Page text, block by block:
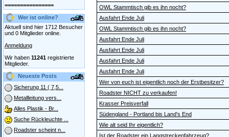
================
Wer ist online?
Aktuell sind hier 1712 Besucher
und 0 Mitglieder online.
Anmeldung
Wir haben 11241 registrierte
Mitglieder.
Neueste Posts
Sicherung 11 ( 7,5...
Metallleitung vers...
Alles Plastik - Br...
Suche Rückleuchte ...
Roadster scheint n...
OWL Stammtisch gib es ihn nocht?
Ausfahrt Ende Juli
OWL Stammtisch gib es ihn nocht?
Ausfahrt Ende Juli
Ausfahrt Ende Juli
Ausfahrt Ende Juli
Ausfahrt Ende Juli
Wer von euch ist eigentlich noch der Erstbesitzer?
Roadster NICHT zu verkaufen!
Krasser Preisverfall
Südengland - Portland bis Land's End
Wie alt seid Ihr eigentlich?
Ist der Roadster ein Langstreckenfahrzeug?